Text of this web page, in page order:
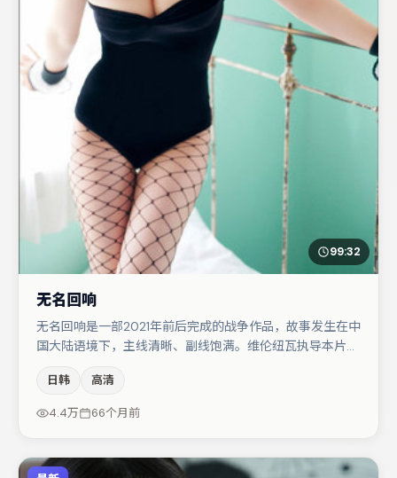
99:32
无名回响
无名回响是一部2021年前后完成的战争作品，故事发生在中
国大陆语境下，主线清晰、副线饱满。维伦纽瓦执导本片，
当。李光洁与木村拓哉的对手戏构成全片情感锚点，雷佳音
则以细节塑造推动谜题层层揭开。整体完成度较高，适合周
末一口气追完。
日韩 高清
4.4万 66个月前